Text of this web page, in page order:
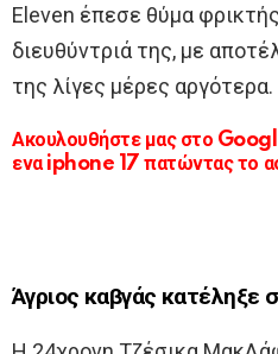
Eleven έπεσε θύμα
διευθύντριά της, με
της λίγες μέρες αργότερα.
Ακουλουθήστε μας στο
ενα iphone 17 πατώντας το
Άγριος καβγάς κατέληξε